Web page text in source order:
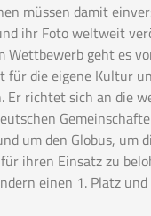
müssen damit
ihr Foto weltweit
Wettbewerb geht es
für die eigene Kultur
Er richtet sich an die
um den Globus, um
ihren Einsatz zu
einen 1. Platz